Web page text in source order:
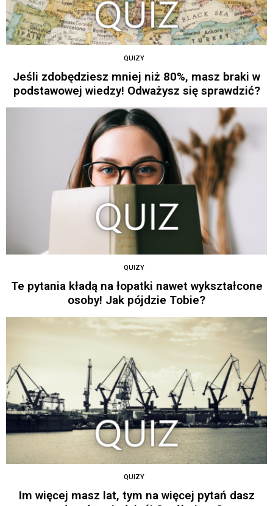
QUIZY
Jeśli zdobędziesz mniej niż 80%, masz braki w
podstawowej wiedzy! Odważysz się sprawdzić?
QUIZY
Te pytania kładą na łopatki nawet wykształcone
osoby! Jak pójdzie Tobie?
QUIZY
Im więcej masz lat, tym na więcej pytań dasz